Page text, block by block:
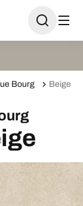
Bourg Beige